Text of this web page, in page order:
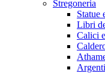
Stregoneria
Statue
Libri
Calici